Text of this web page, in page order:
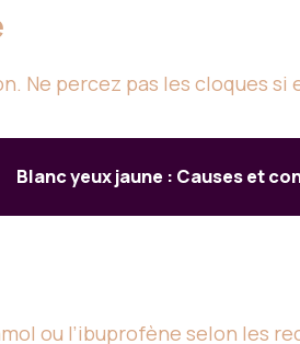
Ne percez pas les cloques
Blanc yeux jaune : Causes et
ou l’ibuprofène selon les